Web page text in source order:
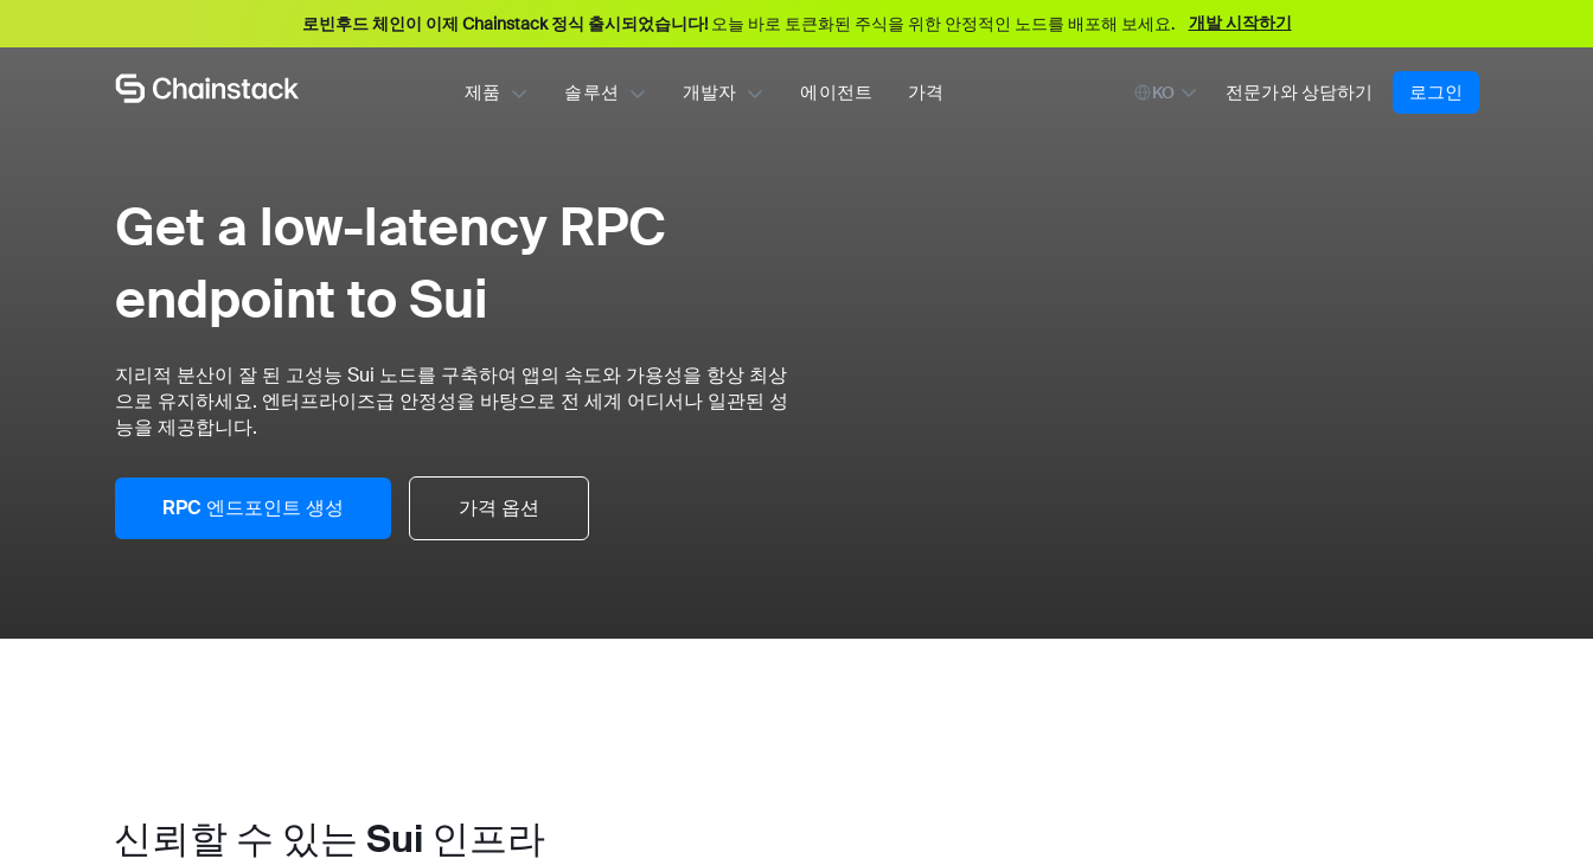
로빈후드 체인이 이제 Chainstack 정식 출시되었습니다!오늘 바로 토큰화된 주식을 위한 안정적인 노드를 배포해 보세요. 개발 시작하기
제품 솔루션 개발자 에이전트 가격 KO 전문가와 상담하기 로그인
Get a low-latency RPC
endpoint to Sui
지리적 분산이 잘 된 고성능 Sui 노드를 구축하여 앱의 속도와 가용성을 항상 최상
으로 유지하세요. 엔터프라이즈급 안정성을 바탕으로 전 세계 어디서나 일관된 성
능을 제공합니다.
RPC 엔드포인트 생성 가격 옵션
신뢰할 수 있는 Sui 인프라